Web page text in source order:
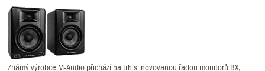
Známý výrobce M-Audio přichází na trh s inovovanou řadou monitorů BX,